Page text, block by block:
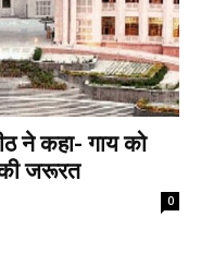
ने कहा- गाय को
की जरूरत
0